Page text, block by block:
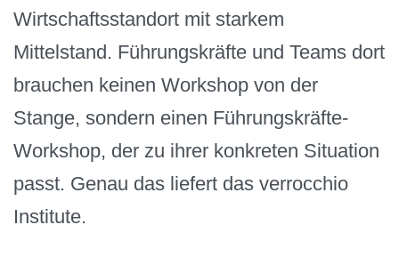
Wirtschaftsstandort mit starkem
Mittelstand. Führungskräfte und Teams dort
brauchen keinen Workshop von der
Stange, sondern einen Führungskräfte-
Workshop, der zu ihrer konkreten Situation
passt. Genau das liefert das verrocchio
Institute.